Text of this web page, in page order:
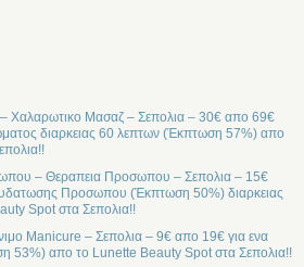
Χαλαρωτικο Μασαζ – Σεπολια – 30€ απο 69€
διαρκειας 60 λεπτων (Έκπτωση 57%) απο
– Θεραπεια Προσωπου – Σεπολια – 15€
Προσωπου (Έκπτωση 50%) διαρκειας
Spot στα Σεπολια!!
Manicure – Σεπολια – 9€ απο 19€ για ενα
53%) απο το Lunette Beauty Spot στα Σεπολια!!